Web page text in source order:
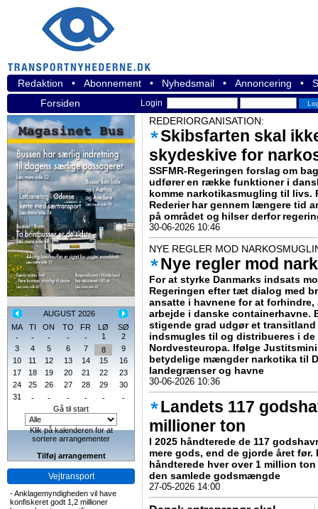
Redaktion • Abonnement • Nyhedsmail • Annoncering •
Forsiden
Login
AUGUST 2026
MA
TI ON TO FR LØ
SØ
-
- - - - 1
2
3
4 5 6 7 8
9
10
11 12 13 14 15
16
17
18 19 20 21 22
23
24
25 26 27 28 29
30
31
- - - - -
-
Gå til start
Klik på kalenderen for at
sortere arrangementer
Tilføj arrangement
Vejtransport
-Anklagemyndigheden vil have
konfiskeret godt 1,2 millioner
REDERIORGANISATION:
Skibsfarten skal
skydeskive for
SSFMR-Regeringen forslag om
udfører en række funktioner i
komme narko­ti­kas­mug­ling til livs.
Rederier har gennem længere tid
på området og hilser derfor
30-06-2026 10:46
NYE REGLER MOD
Nye regler mod
For at styrke Danmarks indsats
Regeringen efter tæt dialog med
ansatte i havnene for at
arbejde i danske containerhavne.
stigende grad udgør et
indsmugles til og distribueres i
Nordvesteuropa. Ifølge
betydelige mængder narkotika til
landegrænser og havne
30-06-2026 10:36
Landets 117
millioner ton
I 2025 håndterede de 117
mere gods, end de gjorde året
håndterede hver over 1 million
den samlede godsmængde
27-05-2026 14:00